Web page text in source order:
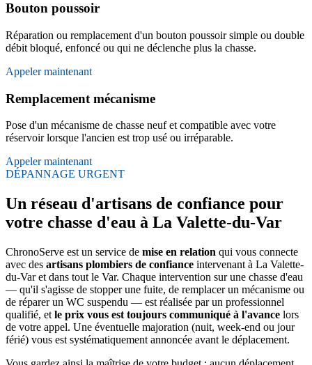
Bouton poussoir
Réparation ou remplacement d'un bouton poussoir simple ou double
débit bloqué, enfoncé ou qui ne déclenche plus la chasse.
Appeler maintenant
Remplacement mécanisme
Pose d'un mécanisme de chasse neuf et compatible avec votre
réservoir lorsque l'ancien est trop usé ou irréparable.
Appeler maintenant
DÉPANNAGE URGENT
Un réseau d'artisans de confiance pour
votre chasse d'eau à La Valette-du-Var
ChronoServe est un service de mise en relation qui vous connecte
avec des artisans plombiers de confiance intervenant à La Valette-
du-Var et dans tout le Var. Chaque intervention sur une chasse d'eau
— qu'il s'agisse de stopper une fuite, de remplacer un mécanisme ou
de réparer un WC suspendu — est réalisée par un professionnel
qualifié, et le prix vous est toujours communiqué à l'avance lors
de votre appel. Une éventuelle majoration (nuit, week-end ou jour
férié) vous est systématiquement annoncée avant le déplacement.